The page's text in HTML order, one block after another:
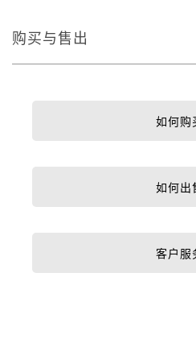
购买与售出
如何购
如何出
客户服